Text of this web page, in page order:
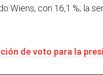
Wiens, con 16,1 %; la
de voto para la